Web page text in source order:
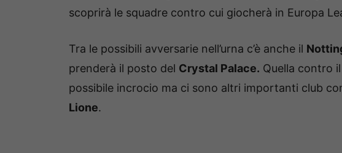
scoprirà le squadre contro cui giocherà in Europa
Tra le possibili avversarie nell’urna c’è anche il
prenderà il posto del Crystal Palace. Quella contro
possibile incrocio ma ci sono altri importanti club
Lione.